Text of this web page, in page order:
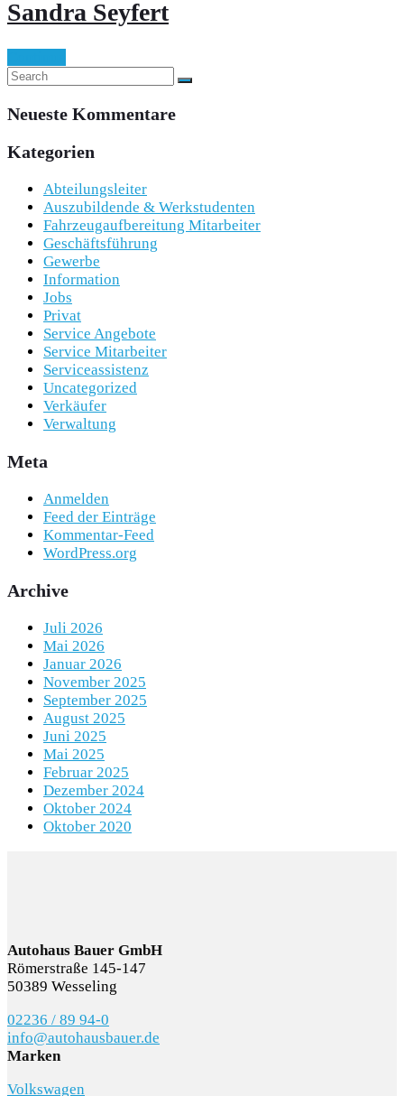
Sandra Seyfert
Neueste Kommentare
Kategorien
Abteilungsleiter
Auszubildende & Werkstudenten
Fahrzeugaufbereitung Mitarbeiter
Geschäftsführung
Gewerbe
Information
Jobs
Privat
Service Angebote
Service Mitarbeiter
Serviceassistenz
Uncategorized
Verkäufer
Verwaltung
Meta
Anmelden
Feed der Einträge
Kommentar-Feed
WordPress.org
Archive
Juli 2026
Mai 2026
Januar 2026
November 2025
September 2025
August 2025
Juni 2025
Mai 2025
Februar 2025
Dezember 2024
Oktober 2024
Oktober 2020
Autohaus Bauer GmbH
Römerstraße 145-147
50389 Wesseling
02236 / 89 94-0
info@autohausbauer.de
Marken
Volkswagen